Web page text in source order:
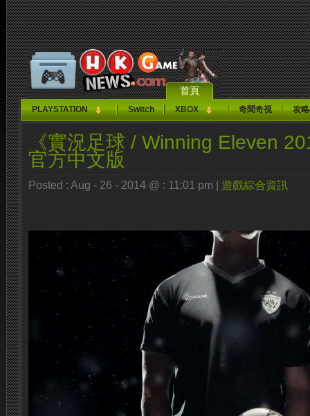
首頁
PLAYSTATION Switch XBOX 奇聞奇視 攻
《實況足球 / Winning Eleven
官方中文版
Posted : Aug - 26 - 2014 @ : 11:01 pm | 遊戲綜合資訊